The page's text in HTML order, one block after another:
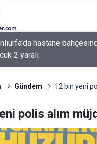
hastane
2 yaralı
ÇIĞLIĞININ MİLADI
Gündem 12 bin yeni
polis alım